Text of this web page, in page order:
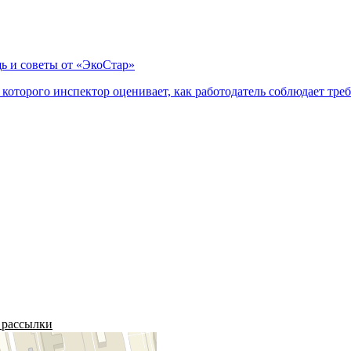
и советы от «ЭкоСтар»
инспектор оценивает, как работодатель соблюдает